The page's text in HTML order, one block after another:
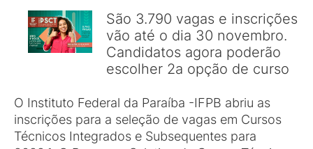
São 3.790 vagas e inscrições
vão até o dia 30 novembro.
Candidatos agora poderão
escolher 2a opção de curso
O Instituto Federal da Paraíba -IFPB abriu as
inscrições para a seleção de vagas em Cursos
Técnicos Integrados e Subsequentes para